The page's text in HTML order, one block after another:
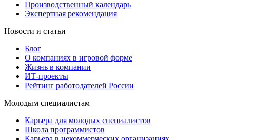
Производственный календарь
Экспертная рекомендация
Новости и статьи
Блог
О компаниях в игровой форме
Жизнь в компании
ИТ-проекты
Рейтинг работодателей России
Молодым специалистам
Карьера для молодых специалистов
Школа программистов